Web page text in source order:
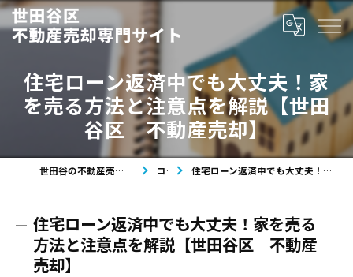
住宅ローン返済中でも大丈夫！家
を売る方法と注意点を解説【世田
谷区 不動産売却】
世田谷の不動産売却なら世田谷区不動産売却専門サイト コラム 住宅ローン返済中でも大丈夫！家を売る方法と注意点を解説【世田谷区 不動産売却】
住宅ローン返済中でも大丈夫！家を売る
方法と注意点を解説【世田谷区 不動産
売却】